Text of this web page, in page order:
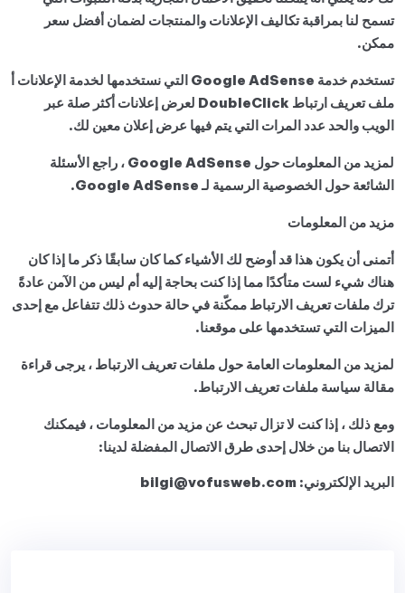
تسمح لنا بمراقبة تكاليف الإعلانات والمنتجات لضمان أفضل سعر
ممكن.
تستخدم خدمة Google AdSense التي نستخدمها لخدمة الإعلانات أ
ملف تعريف ارتباط DoubleClick لعرض إعلانات أكثر صلة عبر
الويب والحد عدد المرات التي يتم فيها عرض إعلان معين لك.
لمزيد من المعلومات حول Google AdSense ، راجع الأسئلة
الشائعة حول الخصوصية الرسمية لـ Google AdSense.
مزيد من المعلومات
أتمنى أن يكون هذا قد أوضح لك الأشياء كما كان سابقًا ذكر ما إذا كان
هناك شيء لست متأكدًا مما إذا كنت بحاجة إليه أم ليس من الآمن عادةً
ترك ملفات تعريف الارتباط ممكّنة في حالة حدوث ذلك تتفاعل مع إحدى
الميزات التي تستخدمها على موقعنا.
لمزيد من المعلومات العامة حول ملفات تعريف الارتباط ، يرجى قراءة
مقالة سياسة ملفات تعريف الارتباط.
ومع ذلك ، إذا كنت لا تزال تبحث عن مزيد من المعلومات ، فيمكنك
الاتصال بنا من خلال إحدى طرق الاتصال المفضلة لدينا:
البريد الإلكتروني: bilgi@vofusweb.com